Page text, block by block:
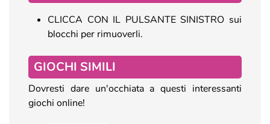
CLICCA CON IL PULSANTE SINISTRO sui
blocchi per rimuoverli.
GIOCHI SIMILI
Dovresti dare un'occhiata a questi interessanti
giochi online!